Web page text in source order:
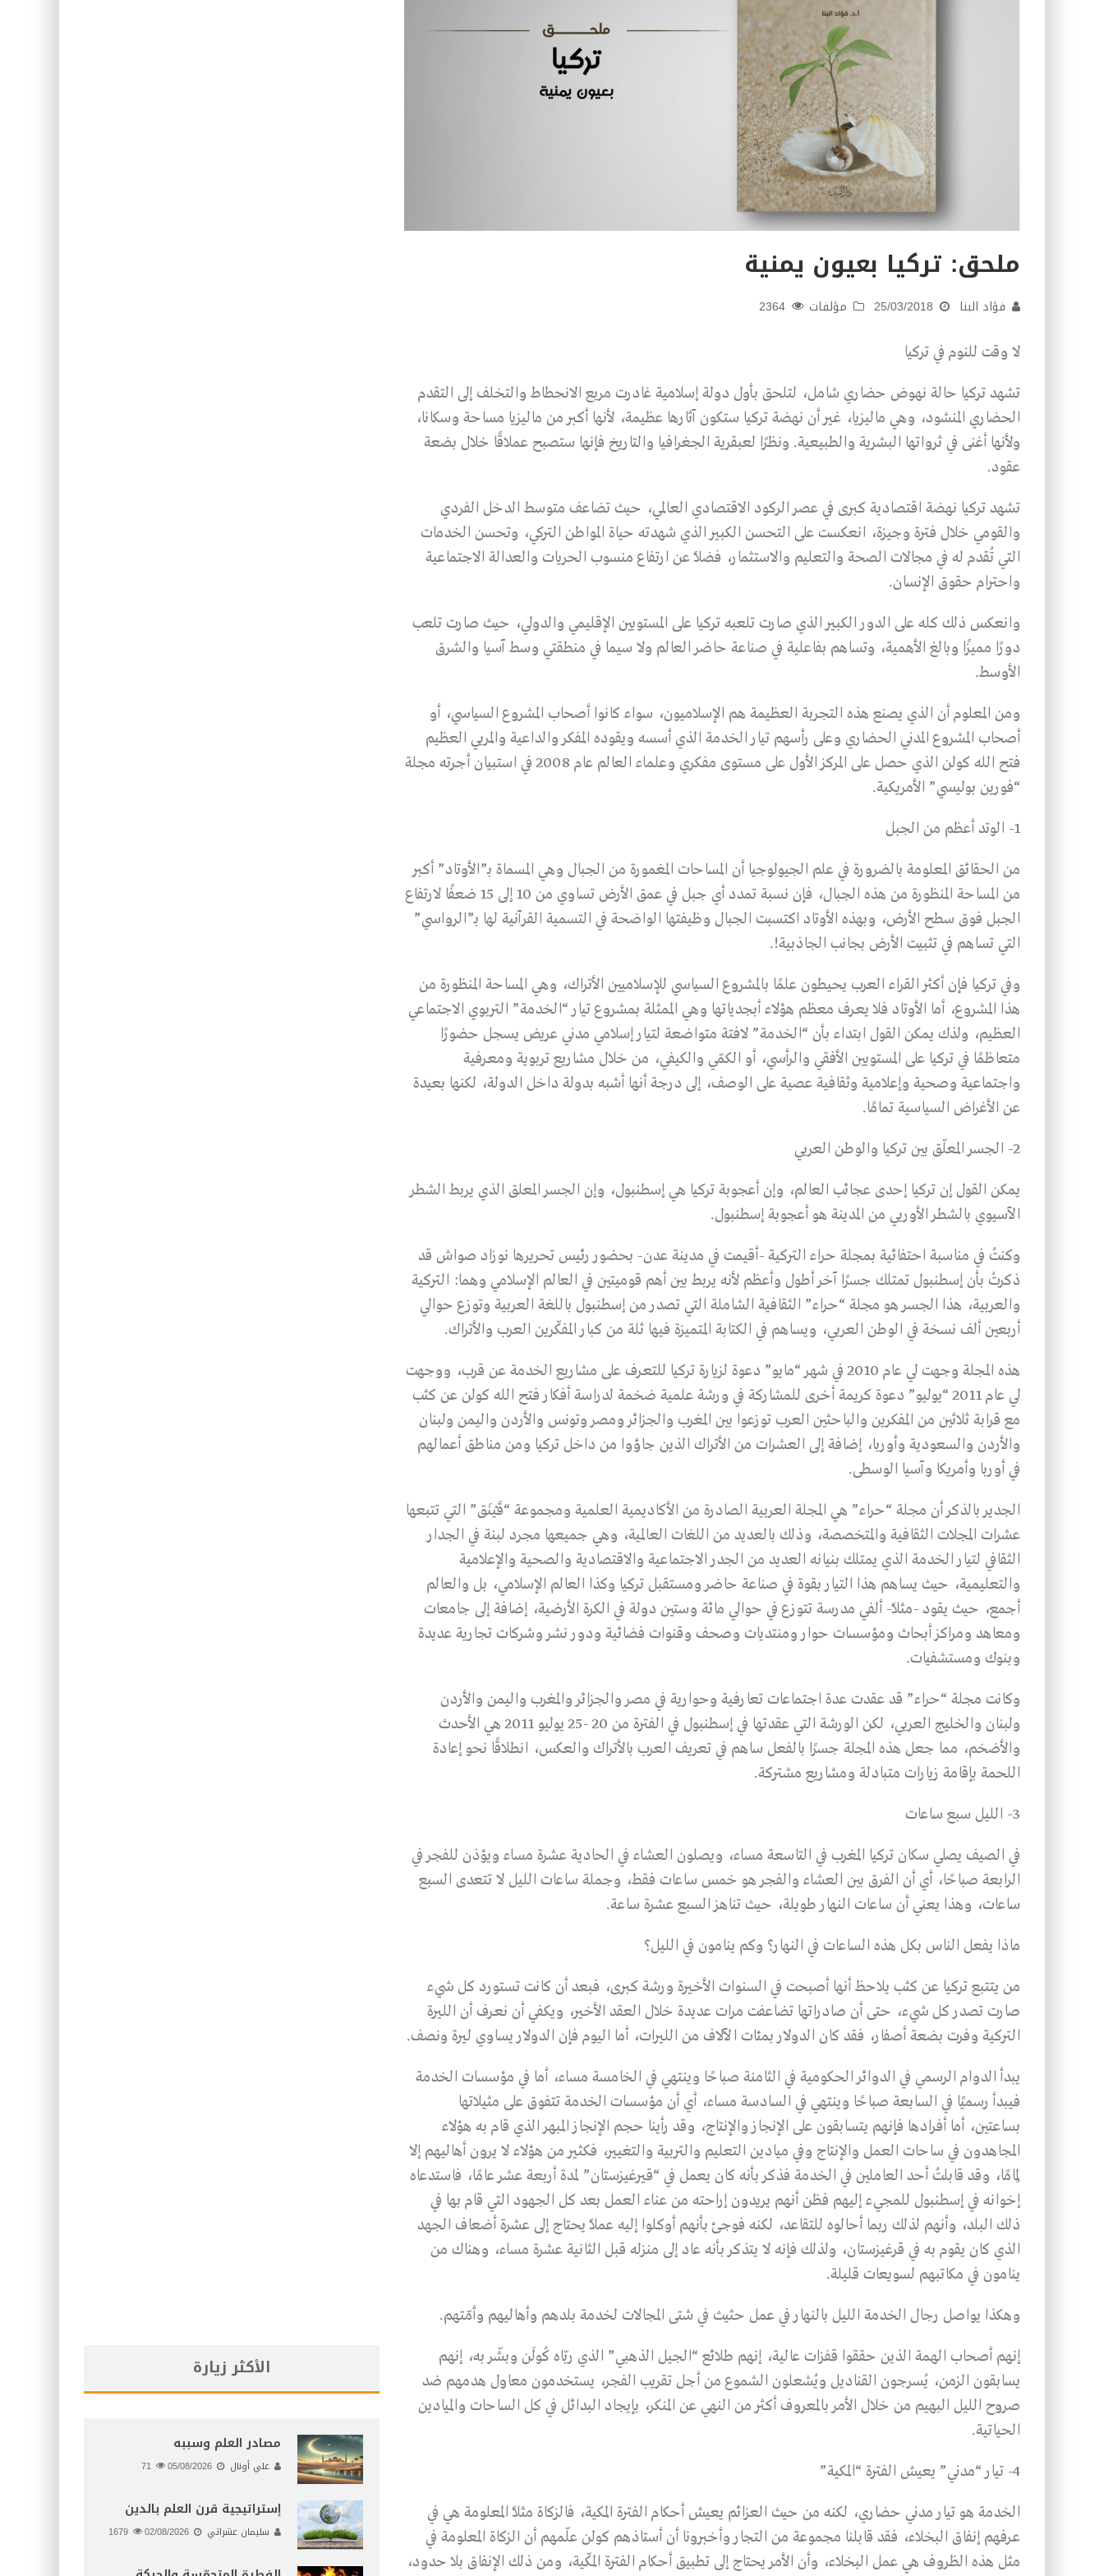
ملحق: تركيا بعيون يمنية
فؤاد البنا 25/03/2018 مؤلفات
لا وقت للنوم في تركيا
تشهد تركيا حالة نهوض حضاري شامل، لتلحق بأول دولة إسلامية غادرت مربع الانحطاط والتخلف إلى التقدم
الحضاري المنشود، وهي ماليزيا، غير أن نهضة تركيا ستكون آثارها عظيمة، لأنها أكبر من ماليزيا مساحة وسكانا،
ولأنها أغنى في ثرواتها البشرية والطبيعية. ونظرًا لعبقرية الجغرافيا والتاريخ فإنها ستصبح عملاقًا خلال بضعة
عقود.
تشهد تركيا نهضة اقتصادية كبرى في عصر الركود الاقتصادي العالمي، حيث تضاعف متوسط الدخل الفردي
والقومي خلال فترة وجيزة، انعكست على التحسن الكبير الذي شهدته حياة المواطن التركي، وتحسن الخدمات
التي تُقدم له في مجالات الصحة والتعليم والاستثمار، فضلاً عن ارتفاع منسوب الحريات والعدالة الاجتماعية
واحترام حقوق الإنسان.
وانعكس ذلك كله على الدور الكبير الذي صارت تلعبه تركيا على المستويين الإقليمي والدولي، حيث صارت تلعب
دورًا مميزًا وبالغ الأهمية، وتساهم بفاعلية في صناعة حاضر العالم ولا سيما في منطقتي وسط آسيا والشرق
الأوسط.
ومن المعلوم أن الذي يصنع هذه التجربة العظيمة هم الإسلاميون، سواء كانوا أصحاب المشروع السياسي، أو
أصحاب المشروع المدني الحضاري وعلى رأسهم تيار الخدمة الذي أسسه ويقوده المفكر والداعية والمربي العظيم
فتح الله كولن الذي حصل على المركز الأول على مستوى مفكري وعلماء العالم عام 2008 في استبيان أجرته مجلة
“فورين بوليسي” الأمريكية.
1- الوتد أعظم من الجبل
من الحقائق المعلومة بالضرورة في علم الجيولوجيا أن المساحات المغمورة من الجبال وهي المسماة بـ”الأوتاد” أكبر
من المساحة المنظورة من هذه الجبال، فإن نسبة تمدد أي جبل في عمق الأرض تساوي من 10 إلى 15 ضعفًا لارتفاع
الجبل فوق سطح الأرض، وبهذه الأوتاد اكتسبت الجبال وظيفتها الواضحة في التسمية القرآنية لها بـ”الرواسي”
التي تساهم في تثبيت الأرض بجانب الجاذبية!.
وفي تركيا فإن أكثر القراء العرب يحيطون علمًا بالمشروع السياسي للإسلاميين الأتراك، وهي المساحة المنظورة من
هذا المشروع، أما الأوتاد فلا يعرف معظم هؤلاء أبجدياتها وهي الممثلة بمشروع تيار “الخدمة” التربوي الاجتماعي
العظيم، ولذك يمكن القول ابتداء بأن “الخدمة” لافتة متواضعة لتيار إسلامي مدني عريض يسجل حضورًا
متعاظمًا في تركيا على المستويين الأفقي والرأسي، أو الكمّي والكيفي، من خلال مشاريع تربوية ومعرفية
واجتماعية وصحية وإعلامية وثقافية عصية على الوصف، إلى درجة أنها أشبه بدولة داخل الدولة، لكنها بعيدة
عن الأغراض السياسية تمامًا.
2- الجسر المعلّق بين تركيا والوطن العربي
يمكن القول إن تركيا إحدى عجائب العالم، وإن أعجوبة تركيا هي إسطنبول، وإن الجسر المعلق الذي يربط الشطر
الآسيوي بالشطر الأوربي من المدينة هو أعجوبة إسطنبول.
وكنتُ في مناسبة احتفائية بمجلة حراء التركية -أقيمت في مدينة عدن- بحضور رئيس تحريرها نوزاد صواش قد
ذكرتُ بأن إسطنبول تمتلك جسرًا آخر أطول وأعظم لأنه يربط بين أهم قوميتين في العالم الإسلامي وهما: التركية
والعربية، هذا الجسر هو مجلة “حراء” الثقافية الشاملة التي تصدر من إسطنبول باللغة العربية وتوزع حوالي
أربعين ألف نسخة في الوطن العربي، ويساهم في الكتابة المتميزة فيها ثلة من كبار المفكّرين العرب والأتراك.
هذه المجلة وجهت لي عام 2010 في شهر “مايو” دعوة لزيارة تركيا للتعرف على مشاريع الخدمة عن قرب، ووجهت
لي عام 2011 “يوليو” دعوة كريمة أخرى للمشاركة في ورشة علمية ضخمة لدراسة أفكار فتح الله كولن عن كثب
مع قرابة ثلاثين من المفكرين والباحثين العرب توزعوا بين المغرب والجزائر ومصر وتونس والأردن واليمن ولبنان
والأردن والسعودية وأوربا، إضافة إلى العشرات من الأتراك الذين جاؤوا من داخل تركيا ومن مناطق أعمالهم
في أوربا وأمريكا وآسيا الوسطى.
الجدير بالذكر أن مجلة “حراء” هي المجلة العربية الصادرة من الأكاديمية العلمية ومجموعة “قَيْنَق” التي تتبعها
عشرات المجلات الثقافية والمتخصصة، وذلك بالعديد من اللغات العالمية، وهي جميعها مجرد لبنة في الجدار
الثقافي لتيار الخدمة الذي يمتلك بنيانه العديد من الجدر الاجتماعية والاقتصادية والصحية والإعلامية
والتعليمية، حيث يساهم هذا التيار بقوة في صناعة حاضر ومستقبل تركيا وكذا العالم الإسلامي، بل والعالم
أجمع، حيث يقود -مثلاً- ألفي مدرسة تتوزع في حوالي مائة وستين دولة في الكرة الأرضية، إضافة إلى جامعات
ومعاهد ومراكز أبحاث ومؤسسات حوار ومنتديات وصحف وقنوات فضائية ودور نشر وشركات تجارية عديدة
وبنوك ومستشفيات.
وكانت مجلة “حراء” قد عقدت عدة اجتماعات تعارفية وحوارية في مصر والجزائر والمغرب واليمن والأردن
ولبنان والخليج العربي، لكن الورشة التي عقدتها في إسطنبول في الفترة من 20 -25 يوليو 2011 هي الأحدث
والأضخم، مما جعل هذه المجلة جسرًا بالفعل ساهم في تعريف العرب بالأتراك والعكس، انطلاقًا نحو إعادة
اللحمة بإقامة زيارات متبادلة ومشاريع مشتركة.
3- الليل سبع ساعات
في الصيف يصلي سكان تركيا المغرب في التاسعة مساء، ويصلون العشاء في الحادية عشرة مساء ويؤذن للفجر في
الرابعة صباحًا، أي أن الفرق بين العشاء والفجر هو خمس ساعات فقط، وجملة ساعات الليل لا تتعدى السبع
ساعات، وهذا يعني أن ساعات النهار طويلة، حيث تناهز السبع عشرة ساعة.
ماذا يفعل الناس بكل هذه الساعات في النهار؟ وكم ينامون في الليل؟
من يتتبع تركيا عن كثب يلاحظ أنها أصبحت في السنوات الأخيرة ورشة كبرى، فبعد أن كانت تستورد كل شيء
صارت تصدر كل شيء، حتى أن صادراتها تضاعفت مرات عديدة خلال العقد الأخير، ويكفي أن نعرف أن الليرة
التركية وفرت بضعة أصفار، فقد كان الدولار بمئات الآلاف من الليرات، أما اليوم فإن الدولار يساوي ليرة ونصف.
يبدأ الدوام الرسمي في الدوائر الحكومية في الثامنة صباحًا وينتهي في الخامسة مساء، أما في مؤسسات الخدمة
فيبدأ رسميًا في السابعة صباحًا وينتهي في السادسة مساء، أي أن مؤسسات الخدمة تتفوق على مثيلاتها
بساعتين، أما أفرادها فإنهم يتسابقون على الإنجاز والإنتاج، وقد رأينا حجم الإنجاز المبهر الذي قام به هؤلاء
المجاهدون في ساحات العمل والإنتاج وفي ميادين التعليم والتربية والتغيير، فكثير من هؤلاء لا يرون أهاليهم إلا
لِمامًا، وقد قابلتُ أحد العاملين في الخدمة فذكر بأنه كان يعمل في “قيرغيزستان” لمدة أربعة عشر عامًا، فاستدعاه
إخوانه في إسطنبول للمجيء إليهم فظن أنهم يريدون إراحته من عناء العمل بعد كل الجهود التي قام بها في
ذلك البلد، وأنهم لذلك ربما أحالوه للتقاعد، لكنه فوجئ بأنهم أوكلوا إليه عملاً يحتاج إلى عشرة أضعاف الجهد
الذي كان يقوم به في قرغيزستان، ولذلك فإنه لا يتذكر بأنه عاد إلى منزله قبل الثانية عشرة مساء، وهناك من
ينامون في مكاتبهم لسويعات قليلة.
وهكذا يواصل رجال الخدمة الليل بالنهار في عمل حثيث في شتى المجالات لخدمة بلدهم وأهاليهم وأمّتهم.
إنهم أصحاب الهمة الذين حققوا قفزات عالية، إنهم طلائع “الجيل الذهبي” الذي ربّاه كُولَن وبشّر به، إنهم
يسابقون الزمن، يُسرجون القناديل ويُشعلون الشموع من أجل تقريب الفجر، يستخدمون معاول هدمهم ضد
صروح الليل البهيم من خلال الأمر بالمعروف أكثر من النهي عن المنكر، بإيجاد البدائل في كل الساحات والميادين
الحياتية.
4- تيار “مدني” يعيش الفترة “المكية”
الخدمة هو تيار مدني حضاري، لكنه من حيث العزائم يعيش أحكام الفترة المكية، فالزكاة مثلاً المعلومة هي في
عرفهم إنفاق البخلاء، فقد قابلنا مجموعة من التجار وأخبرونا أن أستاذهم كولن علّمهم أن الزكاة المعلومة في
مثل هذه الظروف هي عمل البخلاء، وأن الأمر يحتاج إلى تطبيق أحكام الفترة المكّية، ومن ذلك الإنفاق بلا حدود،
الأكثر زيارة
مصادر العلم وسببه
علي أونال 05/08/2026
إستراتيجية قرن العلم بالدين
سليمان عشراتي 02/08/2026